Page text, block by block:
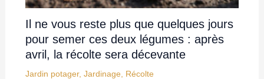
Il ne vous reste plus que quelques jours
pour semer ces deux légumes : après
avril, la récolte sera décevante
Jardin potager, Jardinage Récolte